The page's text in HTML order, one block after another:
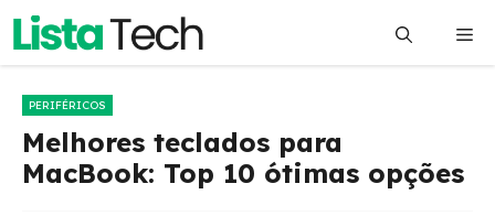
Pular
o
PERIFÉRICOS
Melhores teclados para
MacBook: Top 10 ótimas opções